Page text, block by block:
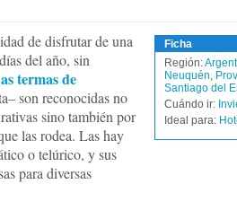
Ficha
Región:
Neuquén,
Santiago del
Cuándo ir:
Ideal para:
de disfrutar de una
del año, sin
termas de
son reconocidas no
sino también por
las rodea. Las hay
o telúrico, y sus
para diversas